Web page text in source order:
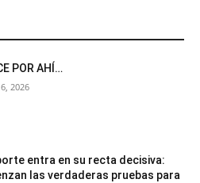
POR AHÍ…
2026
entra en su recta decisiva:
las verdaderas pruebas para